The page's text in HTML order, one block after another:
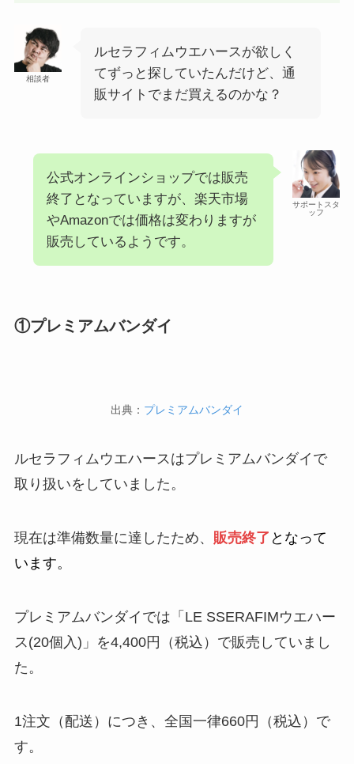
相談者
ルセラフィムウエハースが欲しく
てずっと探していたんだけど、通
販サイトでまだ買えるのかな？
サポートスタ
ッフ
公式オンラインショップでは販売
終了となっていますが、楽天市場
やAmazonでは価格は変わりますが
販売しているようです。
①プレミアムバンダイ
出典： プレミアムバンダイ
ルセラフィムウエハースはプレミアムバンダイで
取り扱いをしていました。
現在は準備数量に達したため、 販売終了 となって
います。
プレミアムバンダイでは「LE SSERAFIMウエハー
ス(20個入)」を4,400円（税込）で販売していまし
た。
1注文（配送）につき、全国一律660円（税込）で
す。